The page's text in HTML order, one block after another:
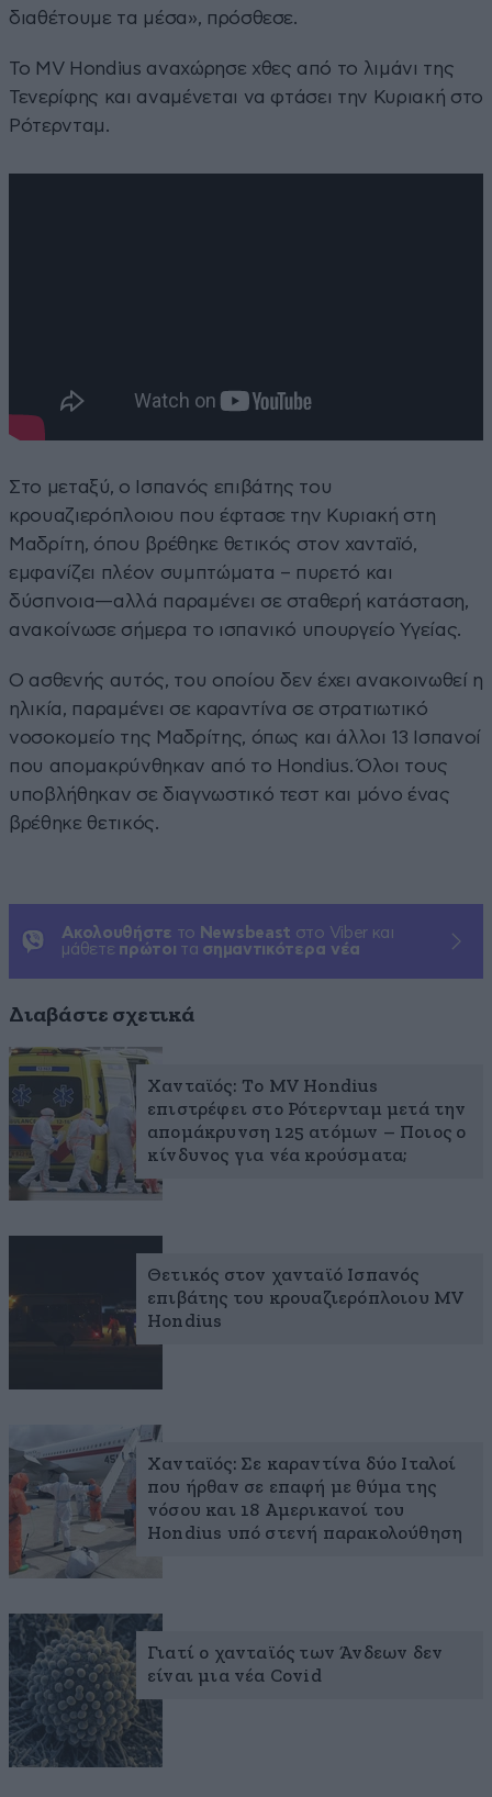
διαθέτουμε τα μέσα», πρόσθεσε.
Το MV Hondius αναχώρησε χθες από το λιμάνι της
Τενερίφης και αναμένεται να φτάσει την Κυριακή στο
Ρότερνταμ.
Στο μεταξύ, ο Ισπανός επιβάτης του
κρουαζιερόπλοιου που έφτασε την Κυριακή στη
Μαδρίτη, όπου βρέθηκε θετικός στον χανταϊό,
εμφανίζει πλέον συμπτώματα – πυρετό και
δύσπνοια—αλλά παραμένει σε σταθερή κατάσταση,
ανακοίνωσε σήμερα το ισπανικό υπουργείο Υγείας.
Ο ασθενής αυτός, του οποίου δεν έχει ανακοινωθεί η
ηλικία, παραμένει σε καραντίνα σε στρατιωτικό
νοσοκομείο της Μαδρίτης, όπως και άλλοι 13 Ισπανοί
που απομακρύνθηκαν από το Hondius. Όλοι τους
υποβλήθηκαν σε διαγνωστικό τεστ και μόνο ένας
βρέθηκε θετικός.
Ακολουθήστε το Newsbeast στο Viber και
μάθετε πρώτοι τα σημαντικότερα νέα
Διαβάστε σχετικά
Χανταϊός: Το MV Hondius
επιστρέφει στο Ρότερνταμ μετά την
απομάκρυνση 125 ατόμων – Ποιος ο
κίνδυνος για νέα κρούσματα;
Θετικός στον χανταϊό Ισπανός
επιβάτης του κρουαζιερόπλοιου MV
Hondius
Χανταϊός: Σε καραντίνα δύο Ιταλοί
που ήρθαν σε επαφή με θύμα της
νόσου και 18 Αμερικανοί του
Hondius υπό στενή παρακολούθηση
Γιατί ο χανταϊός των Άνδεων δεν
είναι μια νέα Covid